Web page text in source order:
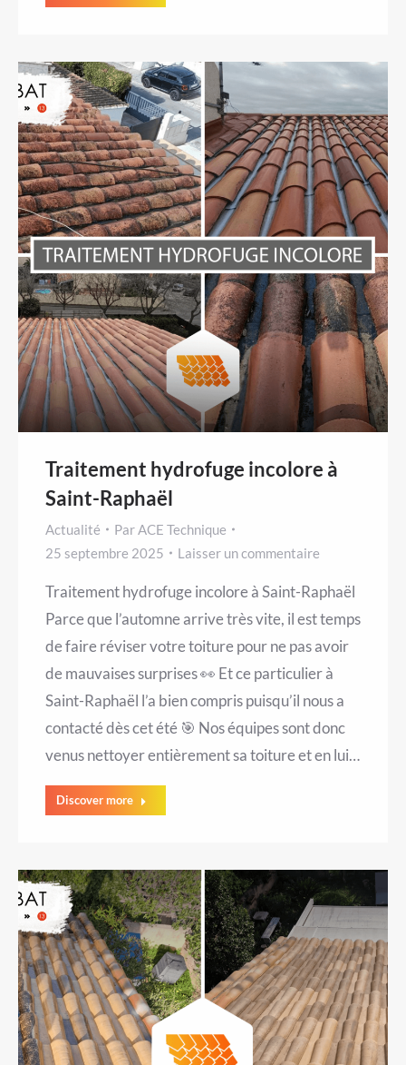
Traitement hydrofuge incolore à
Saint-Raphaël
Actualité ParACE Technique
25 septembre 2025
Laisser un commentaire
Traitement hydrofuge incolore à Saint-Raphaël
Parce que l’automne arrive très vite, il est temps
de faire réviser votre toiture pour ne pas avoir
de mauvaises surprises 👀 Et ce particulier à
Saint-Raphaël l’a bien compris puisqu’il nous a
contacté dès cet été 🎯 Nos équipes sont donc
venus nettoyer entièrement sa toiture et en lui…
Discover more